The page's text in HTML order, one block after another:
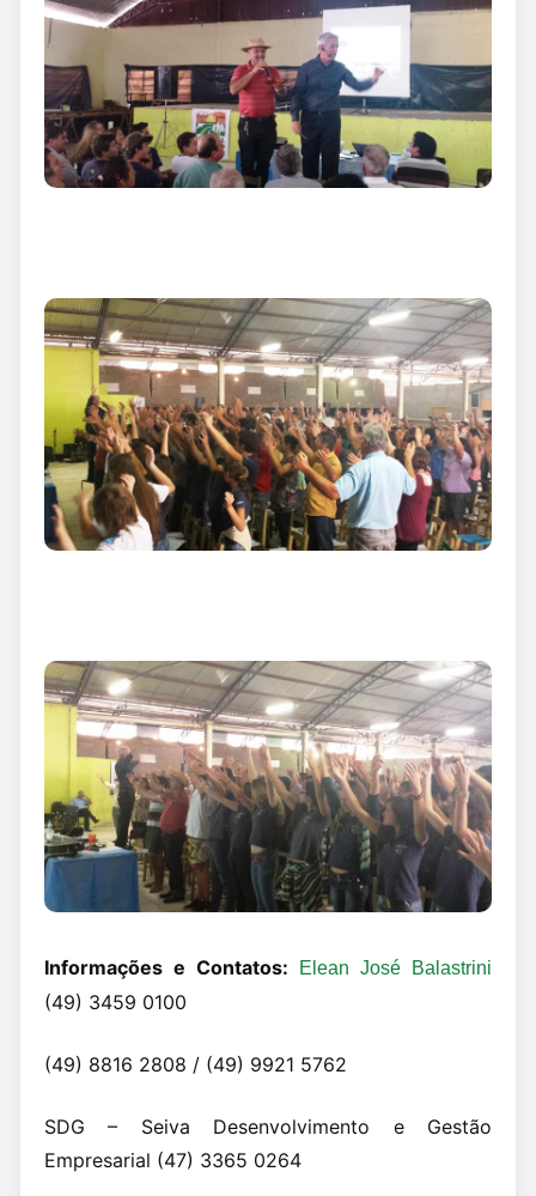
Informações e Contatos: Elean José Balastrini
(49) 3459 0100
(49) 8816 2808 / (49) 9921 5762
SDG – Seiva Desenvolvimento e Gestão
Empresarial (47) 3365 0264